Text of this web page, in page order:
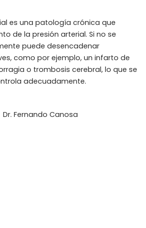
es una patología crónica que
de la presión arterial. Si no se
puede desencadenar
como por ejemplo, un infarto de
o trombosis cerebral, lo que se
adecuadamente.